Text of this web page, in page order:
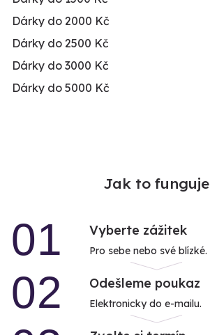
Dárky do 2000 Kč
Dárky do 2500 Kč
Dárky do 3000 Kč
Dárky do 5000 Kč
Jak to funguje
01 Vyberte zážitek
Pro sebe nebo své blízké.
02 Odešleme poukaz
Elektronicky do e-mailu.